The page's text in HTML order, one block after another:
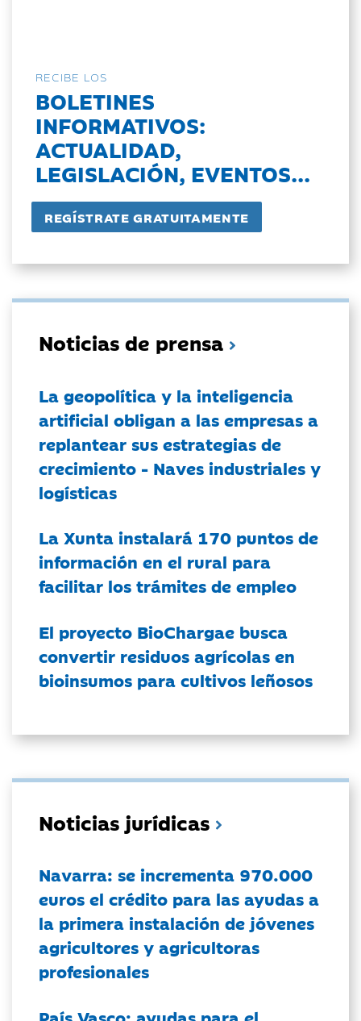
RECIBE LOS
BOLETINES
INFORMATIVOS:
ACTUALIDAD,
LEGISLACIÓN, EVENTOS...
Noticias de prensa
La geopolítica y la inteligencia
artificial obligan a las empresas a
replantear sus estrategias de
crecimiento - Naves industriales y
logísticas
La Xunta instalará 170 puntos de
información en el rural para
facilitar los trámites de empleo
El proyecto BioChargae busca
convertir residuos agrícolas en
bioinsumos para cultivos leñosos
Noticias jurídicas
Navarra: se incrementa 970.000
euros el crédito para las ayudas a
la primera instalación de jóvenes
agricultores y agricultoras
profesionales